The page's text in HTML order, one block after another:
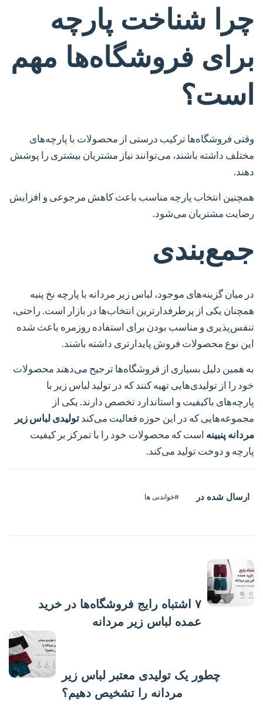
چرا شناخت پارچه
برای فروشگاه‌ها مهم
است؟
وقتی فروشگاه‌ها ترکیب درستی از محصولات با پارچه‌های
مختلف داشته باشند، می‌توانند نیاز مشتریان بیشتری را پوشش
دهند.
همچنین انتخاب پارچه مناسب باعث کاهش مرجوعی و افزایش
رضایت مشتریان می‌شود.
جمع‌بندی
در میان گزینه‌های موجود، لباس زیر مردانه با پارچه نخ پنبه
همچنان یکی از پرطرفدارترین انتخاب‌ها در بازار است. راحتی،
تنفس‌پذیری و مناسب بودن برای استفاده روزمره باعث شده
این نوع محصولات فروش پایدارتری داشته باشند.
به همین دلیل بسیاری از فروشگاه‌ها ترجیح می‌دهند محصولات
خود را از تولیدی‌هایی تهیه کنند که در تولید لباس زیر با
پارچه‌های باکیفیت و استاندارد تخصص دارند. یکی از
مجموعه‌هایی که در این حوزه فعالیت می‌کندتولیدی لباس زیر
مردانه پنبینه است که محصولات خود را با تمرکز بر کیفیت
پارچه و دوخت تولید می‌کند.
ارسال شده در #خواندنی ها
۷ اشتباه رایج فروشگاه‌ها در خرید
عمده لباس زیر مردانه
چطور یک تولیدی معتبر لباس زیر
مردانه را تشخیص دهیم؟